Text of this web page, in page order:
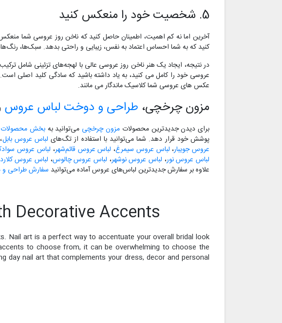
5. شخصیت خود را منعکس کنید
آخرین اما نه کم اهمیت، اطمینان حاصل کنید که ناخن روز عروسی شما
کنید که به شما احساس اعتماد به نفس، زیبایی و راحتی بدهد. سبک‌ها،
در نتیجه، ایجاد یک هنر ناخن روز عروسی عالی با لهجه‌های تزئینی شامل
عروسی خود را کامل می کنید، به یاد داشته باشید که سادگی کلید اصلی
عکس های عروسی شما کلاسیک ماندگار می مانند.
مزون چرخچی، طراحی و دوخت لباس عروس
برای دیدن جدیدترین محصولات مزون چرخچی می‌توانید بهبخش
پوشش خود قرار دهد. شما می‌توانید با استفاده از تگ‌های لباس عروس بابل،
عروس جویبار، لباس عروس سیمرغ، لباس عروس قائم‌شهر، لباس عروس
لباس عروس نور، لباس عروس نوشهر، لباس عروس چالوس، لباس عروس
علاوه بر سفارش جدیدترین لباس‌های عروس آماده می‌توانید سفارش طراحی
Decorative Accents
Nail art is a perfect way to accentuate your overall bridal look
to choose from, it can be overwhelming to choose the
day nail art that complements your dress, decor and personal